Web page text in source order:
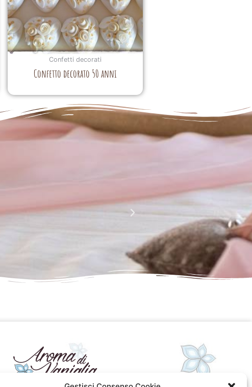
Confetti decorati
Confetto decorato 50 anni
La perfezione e l' armonia che è palese nei tuoi
Complimenti davvero!!!!
Giusy Rizzo
da Facebook